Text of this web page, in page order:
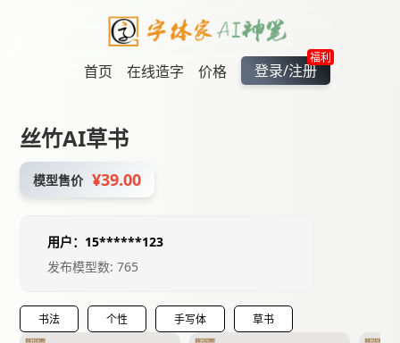
首页 在线造字 价格
福利
登录/注册
丝竹AI草书
模型售价 ¥39.00
用户：15******123
发布模型数: 765
书法 个性 手写体 草书